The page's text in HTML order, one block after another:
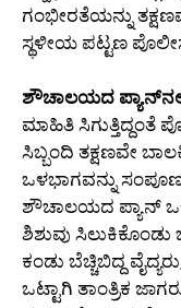
ಗಂಭೀರತೆಯನ್ನು
ಸ್ಥಳೀಯ ಪಟ್ಟಣ
ಶೌಚಾಲಯದ
ಮಾಹಿತಿ ಸಿಗುತ್ತಿದ್ದಂತೆ
ಸಿಬ್ಬಂದಿ ತಕ್ಷಣವೇ
ಒಳಭಾಗವನ್ನು
ಶೌಚಾಲಯದ ಪ್ಯಾನ್
ಶಿಶುವು ಸಿಲುಕಿಕೊಂಡು
ಕಂಡು ಬೆಚ್ಚಿಬಿದ್ದ
ಒಟ್ಟಾಗಿ ತಾಂತ್ರಿಕ